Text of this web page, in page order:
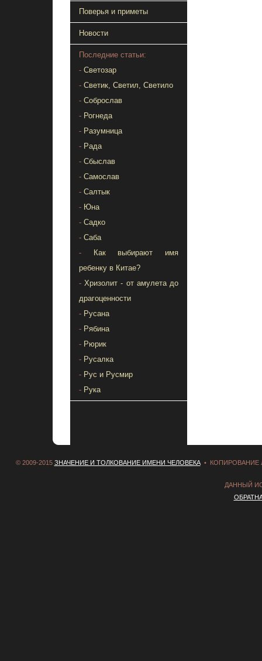
Поверья и приметы
Новости
Последние статьи:
- Светозар
- Светик, Светил, Светило
- Соброслав
- Рогнеда
- Разумница
- Рада
- Сбыслав
- Самослав
- Салтык
- Юна
- Садко
- Саба
-
Как выбирают имя
ребенку в Китае?
-Хризолит - от амулета до
драгоценности
- Русана
- Рябина
- Рюрик
- Русалка
- Рус и Русмир
- Рука
© 2009-2015 ЗНАЧЕНИЕ И ТОЛКОВАНИЕ ИМЕНИ ЧЕЛОВЕКА• КОПИРОВАНИЕ
ДАННЫЙ